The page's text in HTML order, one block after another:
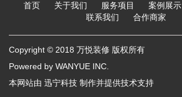
首页 关于我们 服务项目 案例展示
联系我们
合作商家
Copyright © 2018 万悦装修 版权所有
Powered by WANYUE INC.
本网站由 迅宁科技 制作并提供技术支持